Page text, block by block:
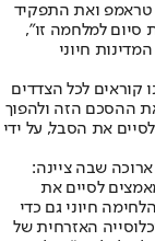
טראמפ ואת התפקיד
סיום למלחמה זו״,
חיוני
קוראים לכל הצדדים
ההסכם הזה ולהפוך
את הסבל, על ידי
שבה ציינה:
לסיים את
חיוני גם כדי
האזרחית של